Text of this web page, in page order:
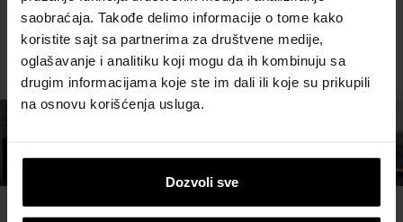
saobraćaja. Takođe delimo informacije o tome kako
koristite sajt sa partnerima za društvene medije,
oglašavanje i analitiku koji mogu da ih kombinuju sa
drugim informacijama koje ste im dali ili koje su prikupili
na osnovu korišćenja usluga.
Dozvoli sve
POŠALJI NAM UPIT!